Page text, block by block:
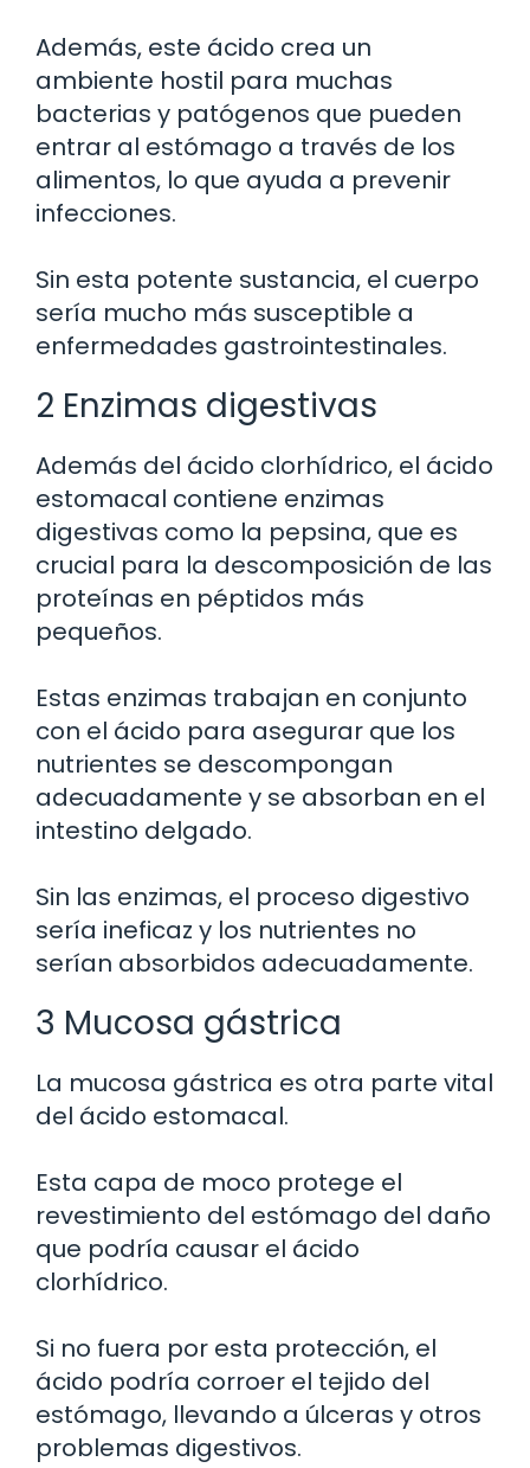
Además, este ácido crea un
ambiente hostil para muchas
bacterias y patógenos que pueden
entrar al estómago a través de los
alimentos, lo que ayuda a prevenir
infecciones.
Sin esta potente sustancia, el cuerpo
sería mucho más susceptible a
enfermedades gastrointestinales.
2 Enzimas digestivas
Además del ácido clorhídrico, el ácido
estomacal contiene enzimas
digestivas como la pepsina, que es
crucial para la descomposición de las
proteínas en péptidos más
pequeños.
Estas enzimas trabajan en conjunto
con el ácido para asegurar que los
nutrientes se descompongan
adecuadamente y se absorban en el
intestino delgado.
Sin las enzimas, el proceso digestivo
sería ineficaz y los nutrientes no
serían absorbidos adecuadamente.
3 Mucosa gástrica
La mucosa gástrica es otra parte vital
del ácido estomacal.
Esta capa de moco protege el
revestimiento del estómago del daño
que podría causar el ácido
clorhídrico.
Si no fuera por esta protección, el
ácido podría corroer el tejido del
estómago, llevando a úlceras y otros
problemas digestivos.